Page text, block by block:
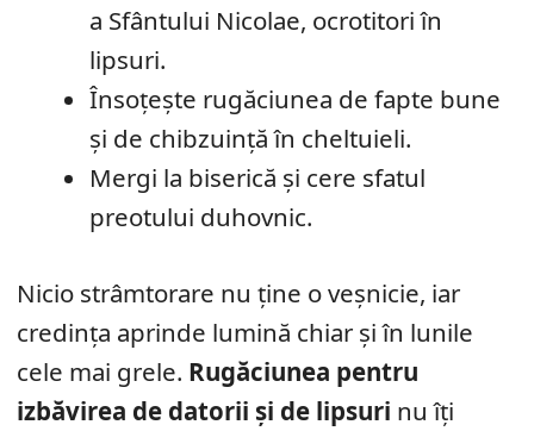
a Sfântului Nicolae, ocrotitori în
lipsuri.
Însoțește rugăciunea de fapte bune
și de chibzuință în cheltuieli.
Mergi la biserică și cere sfatul
preotului duhovnic.
Nicio strâmtorare nu ține o veșnicie, iar
credința aprinde lumină chiar și în lunile
cele mai grele. Rugăciunea pentru
izbăvirea de datorii și de lipsuri nu îți